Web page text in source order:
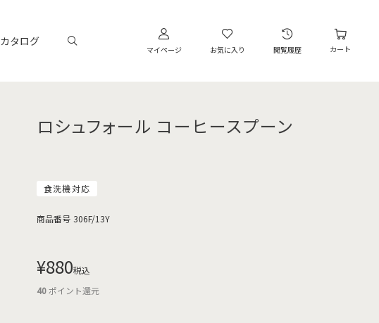
カタログ
マイページ お気に入り 閲覧履歴 カート
ロシュフォール コーヒースプーン
食洗機対応
商品番号 306F/13Y
¥880税込
40ポイント還元